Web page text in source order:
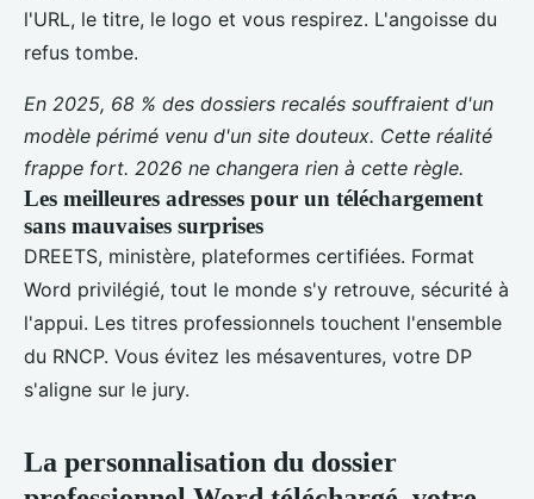
l'URL, le titre, le logo et vous respirez. L'angoisse du
refus tombe.
En 2025, 68 % des dossiers recalés souffraient d'un
modèle périmé venu d'un site douteux. Cette réalité
frappe fort. 2026 ne changera rien à cette règle.
Les meilleures adresses pour un téléchargement
sans mauvaises surprises
DREETS, ministère, plateformes certifiées. Format
Word privilégié, tout le monde s'y retrouve, sécurité à
l'appui. Les titres professionnels touchent l'ensemble
du RNCP. Vous évitez les mésaventures, votre DP
s'aligne sur le jury.
La personnalisation du dossier